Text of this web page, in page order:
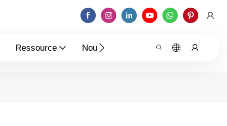
Ressource Nouvelles Contactez-Nous